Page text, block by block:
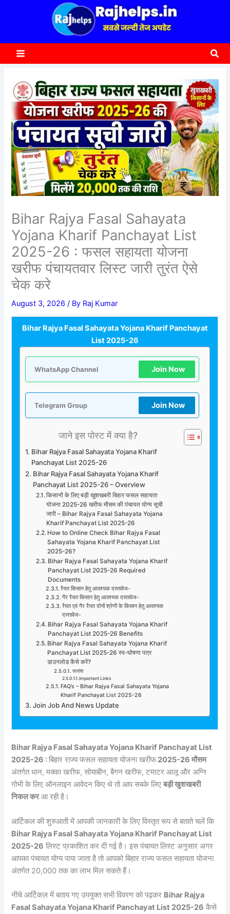
Bihar Rajya Fasal Sahayata
Yojana Kharif Panchayat List
2025-26 : फसल सहायता योजना
खरीफ पंचायतवार लिस्ट जारी तुरंत ऐसे
चेक करे
August 3, 2026/ By Raj Kumar
Bihar Rajya Fasal Sahayata Yojana Kharif Panchayat
List 2025-26
WhatsApp Channel Join Now
Telegram Group Join Now
जाने इस पोस्ट में क्या है?
Bihar Rajya Fasal Sahayata Yojana Kharif
Panchayat List 2025-26
Bihar Rajya Fasal Sahayata Yojana Kharif
Panchayat List 2025-26 – Overview
किसानों के लिए बड़ी खुशखबरी बिहार फसल सहायता
योजना 2025-26 खरीफ मौसम की पंचायत योग्य सूची
जारी – Bihar Rajya Fasal Sahayata Yojana
Kharif Panchayat List 2025-26
How to Online Check Bihar Rajya Fasal
Sahayata Yojana Kharif Panchayat List
2025-26?
Bihar Rajya Fasal Sahayata Yojana Kharif
Panchayat List 2025-26 Required
Documents
रैयत किसान हेतु आवश्यक दस्तावेज-
गैर रैयत किसान हेतु आवश्यक दस्तावेज-
रैयत एवं गैर रैयत दोनों श्रेणी के किसान हेतु आवश्यक
दस्तावेज-
Bihar Rajya Fasal Sahayata Yojana Kharif
Panchayat List 2025-26 Benefits
Bihar Rajya Fasal Sahayata Yojana Kharif
Panchayat List 2025-26 स्व-घोषणा पत्र
डाउनलोड कैसे करें?
सारांश
Important Links
FAQ’s – Bihar Rajya Fasal Sahayata Yojana
Kharif Panchayat List 2025-26
Join Job And News Update
Bihar Rajya Fasal Sahayata Yojana Kharif Panchayat List
2025-26 :बिहार राज्य फसल सहायता योजना खरीफ 2025-26 मौसम
अंतर्गत धान, मक्का खरीफ, सोयाबीन, बैगन खरीफ, टमाटर आलू और अग्नि
गोभी के लिए ऑनलाइन आवेदन किए थे तो आप सबके लिएबड़ी खुशखबरी
निकल करआ रही है।
आर्टिकल की शुरुआती में आपकी जानकारी के लिए विस्तृत रूप से बताते चलें कि
Bihar Rajya Fasal Sahayata Yojana Kharif Panchayat List
2025-26 लिस्ट प्रकाशित कर दी गई है। इस पंचायत लिस्ट अनुसार अगर
आपका पंचायत योग्य पाया जाता है तो आपको बिहार राज्य फसल सहायता योजना
अंतर्गत 20,000 तक का लाभ मिल सकते हैं।
नीचे आर्टिकल में बताय गए उपयुक्त सभी विवरण को पढ़कर Bihar Rajya
Fasal Sahayata Yojana Kharif Panchayat List 2025-26 कैसे
c